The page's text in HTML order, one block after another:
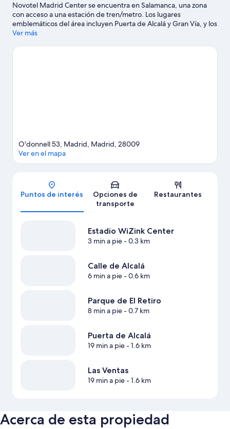
Novotel Madrid Center se encuentra en Salamanca, una zona
con acceso a una estación de tren/metro. Los lugares
emblemáticos del área incluyen Puerta de Alcalá y Gran Vía, y los
turistas que deseen aprender sobre la cultura pueden visitar
partido? Échale un vistazo al calendario de actividades de
Ver más
Mapa
O'donnell 53, Madrid, Madrid, 28009
Ver en el mapa
Puntos de interés
Opciones de
transporte
Restaurantes
Estadio WiZink Center
3 min a pie- 0.3 km
Calle de Alcalá
6 min a pie- 0.6 km
Parque de El Retiro
8 min a pie- 0.7 km
Puerta de Alcalá
19 min a pie- 1.6 km
Las Ventas
19 min a pie- 1.6 km
Acerca de esta propiedad